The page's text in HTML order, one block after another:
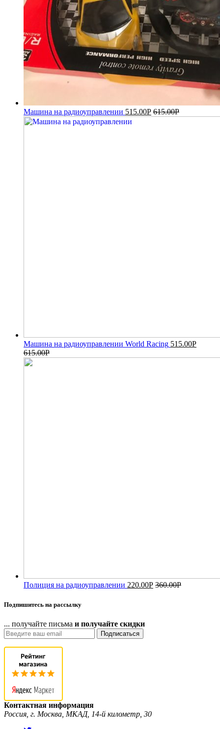
Машина на радиоуправлении 515.00Р 615.00Р
Машина на радиоуправлении World Racing 515.00Р
615.00Р
Полиция на радиоуправлении 220.00Р 360.00Р
Подпишитесь на рассылку
... получайте письма и получайте скидки
Подписаться
Контактная информация
Россия, г. Москва, МКАД, 14-й километр, 30